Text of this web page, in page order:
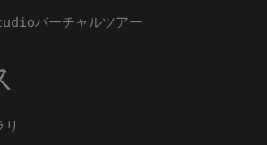
バーチャルツアー